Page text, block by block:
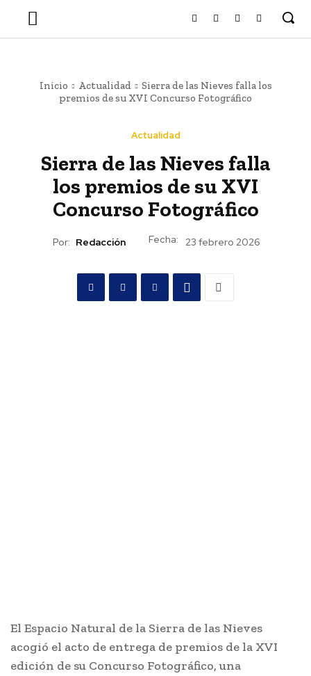
Inicio Actualidad
Sierra de las Nieves falla los
premios de su XVI Concurso Fotográfico
Actualidad
Sierra de las Nieves falla
los premios de su XVI
Concurso Fotográfico
Por: Redacción Fecha: 23 febrero 2026
El Espacio Natural de la Sierra de las Nieves
acogió el acto de entrega de premios de la XVI
edición de su Concurso Fotográfico, una